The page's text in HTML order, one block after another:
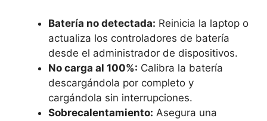
Batería no detectada: Reinicia la laptop o
actualiza los controladores de batería
desde el administrador de dispositivos.
No carga al 100%: Calibra la batería
descargándola por completo y
cargándola sin interrupciones.
Sobrecalentamiento: Asegura una